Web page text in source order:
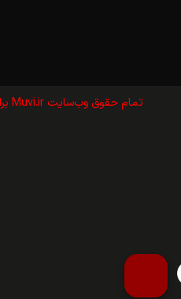
تمام حقوق وب‌سايت Muvi.ir برای